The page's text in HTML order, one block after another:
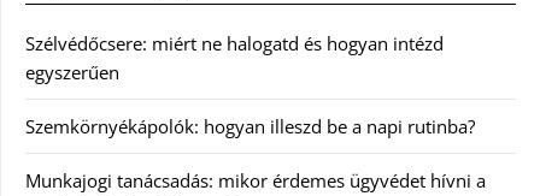
Szélvédőcsere: miért ne halogatd és hogyan intézd
egyszerűen
Szemkörnyékápolók: hogyan illeszd be a napi rutinba?
Munkajogi tanácsadás: mikor érdemes ügyvédet hívni a